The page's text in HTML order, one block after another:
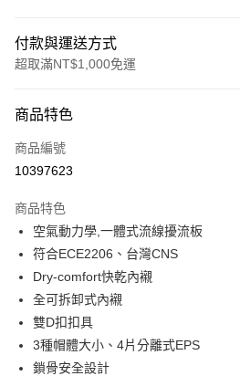
付款與運送方式
超取滿NT$1,000免運
信用卡一次付款
超商取貨付款
ATM付款
運送方式
全家取貨付款(安全帽一頂以上請選宅配)
每筆NT$60，滿NT$1,000(含以上)免運費
7-11取貨付款(安全帽一頂以上請選宅配)
商品特色
商品編號
10397623
商品特色
空氣動力學,一體式流線擾流板
符合ECE2206、台灣CNS
Dry-comfort快乾內襯
全可拆卸式內襯
雙D扣扣具
3種帽體大小、4片分離式EPS
鎖骨安全設計